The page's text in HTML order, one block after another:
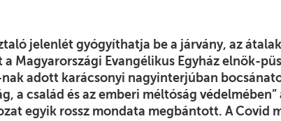
jelenlét gyógyíthatja be a járvány, az
a Magyarországi Evangélikus Egyház elnök-
adott karácsonyi nagyinterjúban
a család és az emberi méltóság
egyik rossz mondata megbántott. A Covid